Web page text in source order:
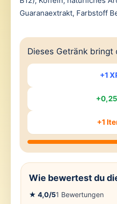
Guaranaextrakt, Farbstoff
Dieses Getränk bringt
+1
+1
Wie bewertest du
★ 4,0/51 Bewertungen